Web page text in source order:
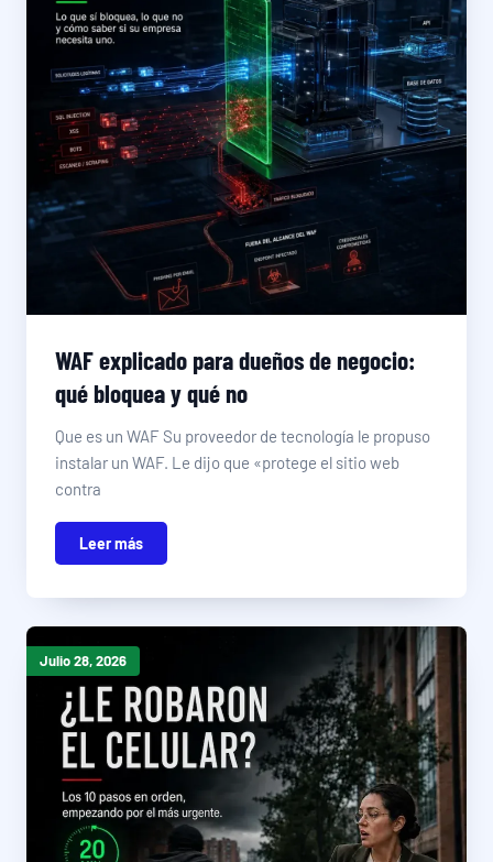
WAF explicado para dueños de negocio:
qué bloquea y qué no
Que es un WAF Su proveedor de tecnología le propuso
instalar un WAF. Le dijo que «protege el sitio web
contra
Leer más
Julio 28, 2026